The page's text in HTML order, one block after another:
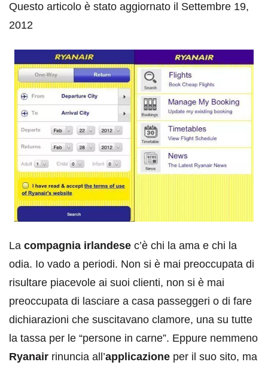
Questo articolo è stato aggiornato il Settembre 19,
2012
La compagnia irlandese c’è chi la ama e chi la
odia. Io vado a periodi. Non si è mai preoccupata di
risultare piacevole ai suoi clienti, non si è mai
preoccupata di lasciare a casa passeggeri o di fare
dichiarazioni che suscitavano clamore, una su tutte
la tassa per le “persone in carne”. Eppure nemmeno
Ryanair rinuncia all’applicazione per il suo sito, ma